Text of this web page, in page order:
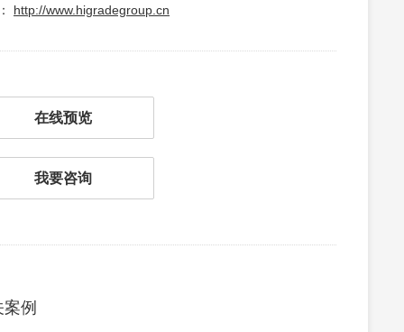
http://www.higradegroup.cn
在线预览
我要咨询
例